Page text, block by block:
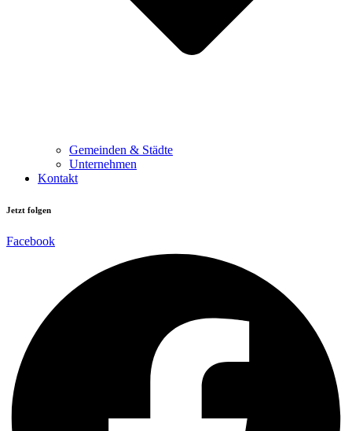
Gemeinden & Städte
Unternehmen
Kontakt
Jetzt folgen
Facebook